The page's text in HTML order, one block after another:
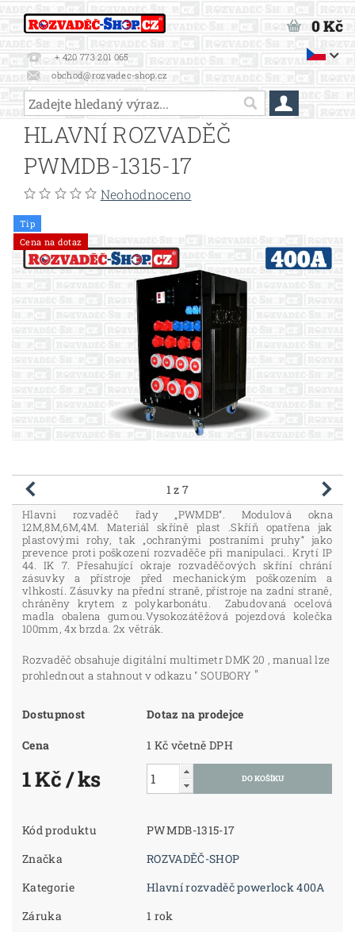
+ 420 773 201 065
obchod@rozvadec-shop.cz
0 Kč
HLAVNÍ ROZVADĚČ
PWMDB-1315-17
Neohodnoceno
Tip
Cena na dotaz
1z 7
Hlavni rozvaděč řady „PWMDB“. Modulová okna
12M,8M,6M,4M. Materiál skříně plast .Skříň opatřena jak
plastovými rohy, tak „ochranými postraními pruhy“ jako
prevence proti poškození rozvaděče při manipulaci.. Krytí IP
44. IK 7. Přesahující okraje rozvaděčových skříní chrání
zásuvky a přístroje před mechanickým poškozením a
vlhkostí. Zásuvky na přední straně, přístroje na zadní straně,
chráněny krytem z polykarbonátu. Zabudovaná ocelová
madla obalena gumou.Vysokozátěžová pojezdová kolečka
100mm, 4x brzda. 2x větrák.
Rozvaděč obsahuje digitální multimetr DMK 20 , manual lze
prohlednout a stahnout v odkazu " SOUBORY "
Dostupnost Dotaz na prodejce
Cena 1 Kč včetně DPH
1 Kč/ ks
Kód produktu
PWMDB-1315-17
Značka
ROZVADĚČ-SHOP
Kategorie
Hlavní rozvaděč powerlock 400A
Záruka
1 rok